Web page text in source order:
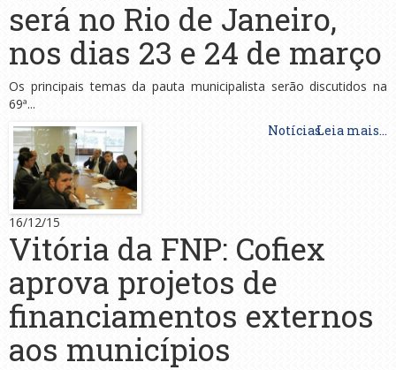
será no Rio de Janeiro,
nos dias 23 e 24 de março
Os principais temas da pauta municipalista serão discutidos na
69ª...
NotíciasLeia mais...
16/12/15
Vitória da FNP: Cofiex
aprova projetos de
financiamentos externos
aos municípios